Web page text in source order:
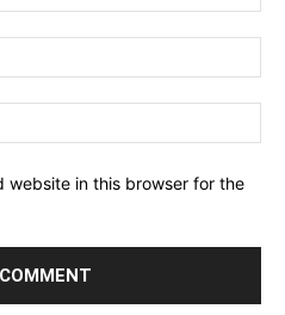
website in this browser for the